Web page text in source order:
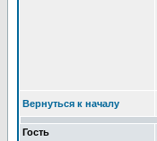
Вернуться к началу
Гость